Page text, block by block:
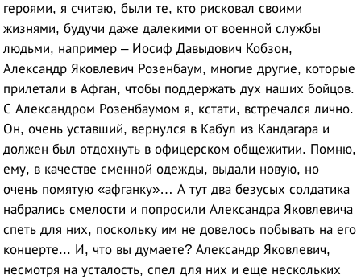
героями, я считаю, были те, кто рисковал своими
жизнями, будучи даже далекими от военной службы
людьми, например – Иосиф Давыдович Кобзон,
Александр Яковлевич Розенбаум, многие другие, которые
прилетали в Афган, чтобы поддержать дух наших бойцов.
С Александром Розенбаумом я, кстати, встречался лично.
Он, очень уставший, вернулся в Кабул из Кандагара и
должен был отдохнуть в офицерском общежитии. Помню,
ему, в качестве сменной одежды, выдали новую, но
очень помятую «афганку»… А тут два безусых солдатика
набрались смелости и попросили Александра Яковлевича
спеть для них, поскольку им не довелось побывать на его
концерте... И, что вы думаете? Александр Яковлевич,
несмотря на усталость, спел для них и еще нескольких